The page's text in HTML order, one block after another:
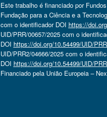
Este trabalho é financiado por
Fundação para a Ciência e a
com o identificador DOI https://
UID/PRR/00657/2025 com o
DOI https://doi.org/10.54499/UID/
UID/PRR2/04666/2025 com o
DOI https://doi.org/10.54499/UID/
Financiado pela União Europeia –